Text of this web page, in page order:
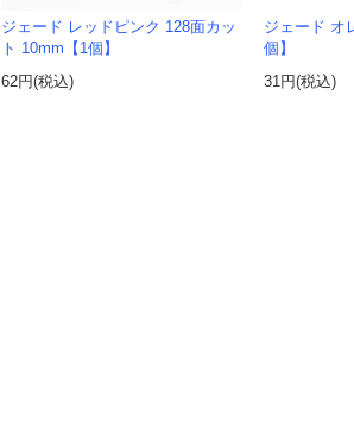
ジェード レッドピンク 128面カッ
ト 10mm【1個】
62円(税込)
ジェード オ
個】
31円(税込)